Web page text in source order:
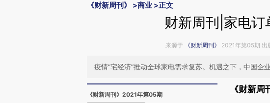
《财新周刊》 >商业 >正文
财新周刊|家电订
来源于 《财新周刊》 2021年第05期 出
疫情“宅经济”推动全球家电需求复苏。机遇之下，中国企
《财新周刊》2021年第05期
《财新周